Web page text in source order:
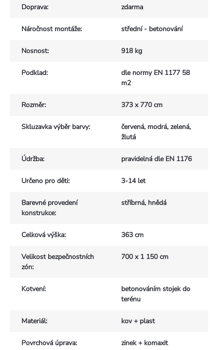
Doprava: zdarma
Náročnost montáže: střední - betonování
Nosnost: 918 kg
Podklad:
dle normy EN 1177 58
m2
Rozměr: 373 x 770 cm
Skluzavka výběr barvy:
červená, modrá, zelená,
žlutá
Údržba: pravidelná dle EN 1176
Určeno pro děti: 3-14 let
Barevné provedení
konstrukce:
stříbrná, hnědá
Celková výška: 363 cm
Velikost bezpečnostních
zón:
700 x 1 150 cm
Kotvení:
betonováním stojek do
terénu
Materiál: kov + plast
Povrchová úprava: zinek + komaxit